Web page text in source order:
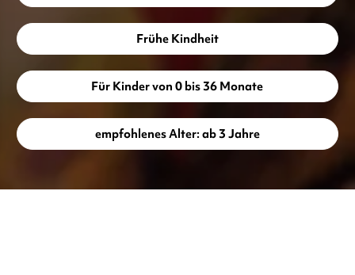
Frühe Kindheit
Für Kinder von 0 bis 36 Monate
empfohlenes Alter: ab 3 Jahre